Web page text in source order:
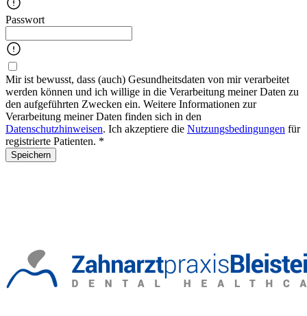
Passwort
Mir ist bewusst, dass (auch) Gesundheitsdaten von mir verarbeitet
werden können und ich willige in die Verarbeitung meiner Daten zu
den aufgeführten Zwecken ein. Weitere Informationen zur
Verarbeitung meiner Daten finden sich in den
Datenschutzhinweisen. Ich akzeptiere die Nutzungsbedingungen für
registrierte Patienten. *
Speichern